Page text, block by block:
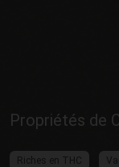
Propriétés de
Riches en THC